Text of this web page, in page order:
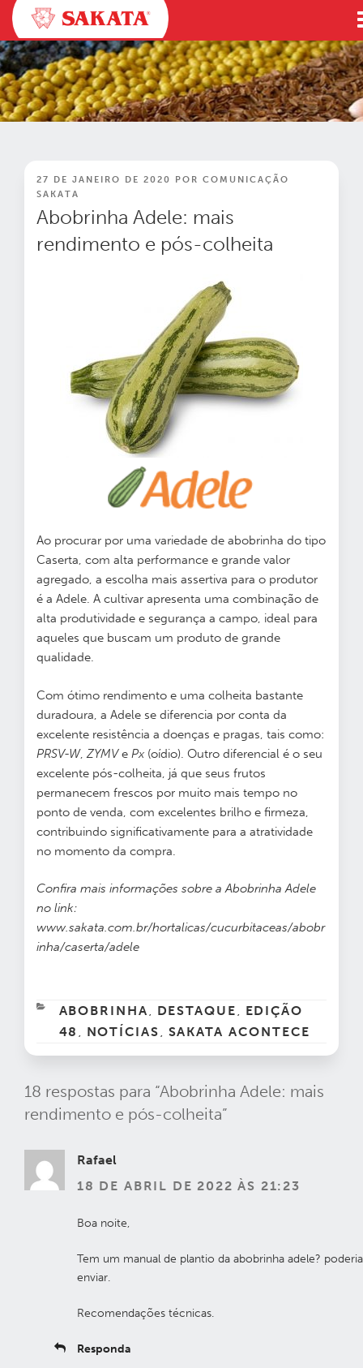
Pular
para
o
conteúdo
PUBLICADO
EM
27 DE JANEIRO DE 2020 POR COMUNICAÇÃO
SAKATA
Abobrinha Adele: mais
rendimento e pós-colheita
Ao procurar por uma variedade de abobrinha do tipo
Caserta, com alta performance e grande valor
agregado, a escolha mais assertiva para o produtor
é a Adele. A cultivar apresenta uma combinação de
alta produtividade e segurança a campo, ideal para
aqueles que buscam um produto de grande
qualidade.
Com ótimo rendimento e uma colheita bastante
duradoura, a Adele se diferencia por conta da
excelente resistência a doenças e pragas, tais como:
PRSV-W,ZYMVe Px (oídio). Outro diferencial é o seu
excelente pós-colheita, já que seus frutos
permanecem frescos por muito mais tempo no
ponto de venda, com excelentes brilho e firmeza,
contribuindo significativamente para a atratividade
no momento da compra.
Confira mais informações sobre a Abobrinha Adele
no link:
www.sakata.com.br/hortalicas/cucurbitaceas/abobr
inha/caserta/adele
CATEGORIAS
ABOBRINHA , DESTAQUE ,
EDIÇÃO
48 , NOTÍCIAS , SAKATA ACONTECE
18 respostas para “Abobrinha Adele: mais
rendimento e pós-colheita”
Rafael
18 DE ABRIL DE 2022 ÀS 21:23
Boa noite,
Tem um manual de plantio da abobrinha adele?
enviar.
Recomendações técnicas.
Responda